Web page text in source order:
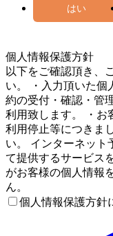
はい
個人情報保護方針
以下をご確認頂き、
い。 ・入力頂いた個
約の受付・確認・管
利用致します。 ・お
利用停止等につきま
い。 インターネット
て提供するサービス
がお客様の個人情報
ん。
個人情報保護方針